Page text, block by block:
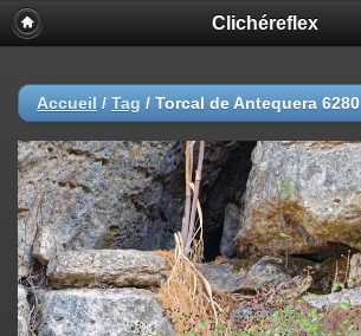
Clichéreflex
Accueil / Tag / Torcal de Antequera 6280